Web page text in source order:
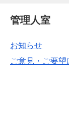
管理人室
お知らせ
ご意見・ご要